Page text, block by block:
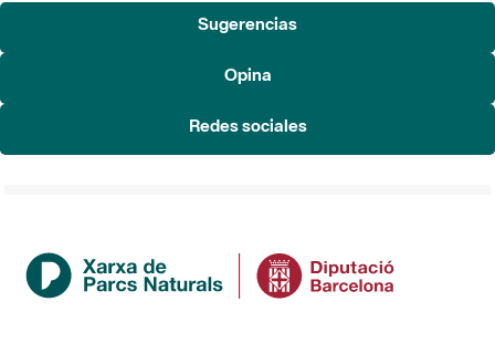
Sugerencias
Opina
Redes sociales